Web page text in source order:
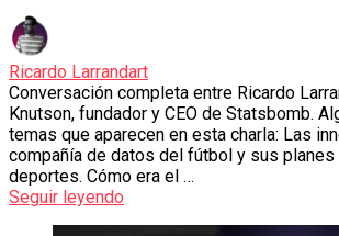
Ricardo Larrandart
Conversación completa entre Ricardo
Knutson, fundador y CEO de Statsbomb.
temas que aparecen en esta charla: Las
compañía de datos del fútbol y sus planes
deportes. Cómo era el …
Seguir leyendo